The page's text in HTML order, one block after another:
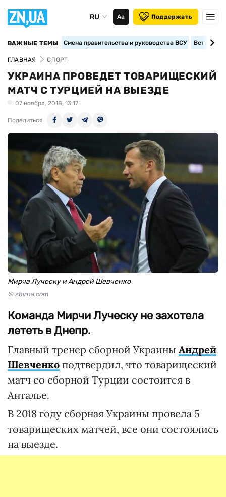
RU Аа Поддержать
ВАЖНЫЕ ТЕМЫ Смена правительства и руководства ВСУ
ГЛАВНАЯ СПОРТ
УКРАИНА ПРОВЕДЕТ ТОВАРИЩЕСКИЙ
МАТЧ С ТУРЦИЕЙ НА ВЫЕЗДЕ
07 ноября, 2018, 13:17
Поделиться
Мирча Луческу и Андрей Шевченко
© zbirna.com
Команда Мирчи Луческу не захотела
лететь в Днепр.
Главный тренер сборной Украины Андрей
Шевченко подтвердил, что товарищеский
матч со сборной Турции состоится в
Анталье.
В 2018 году сборная Украины провела 5
товарищеских матчей, все они состоялись
на выезде.